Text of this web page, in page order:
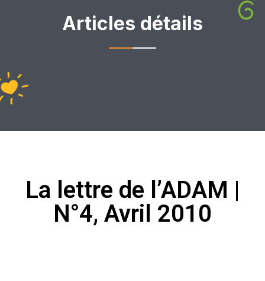
Articles détails
La lettre de l’ADAM |
N°4, Avril 2010